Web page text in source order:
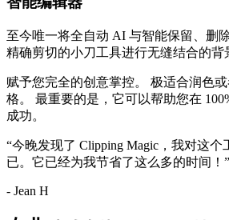
至今唯一将全自动 AI 与智能保留 删
精确剪切的小刀工具进行无缝结合的背
赋予您完全的创意掌控。 极适合润色
格。 最重要的是，它可以帮助您在
成功。
“今晚发现了 Clipping Magic，我对这
已。它已经为我节省了这么多的时间！”
- Jean H